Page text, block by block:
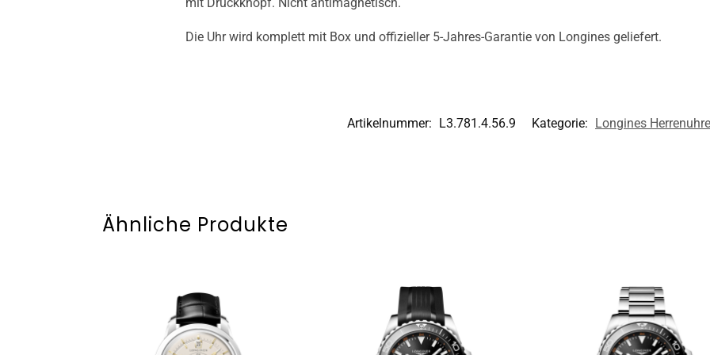
Die Uhr wird komplett mit Box und offizieller 5-Jahres-Garantie von Longines geliefert.
Artikelnummer: L3.781.4.56.9 Kategorie: Longines
Ähnliche Produkte